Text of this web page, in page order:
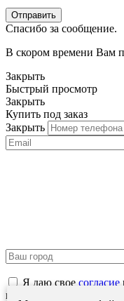
Спасибо за сообщение.
В скором времени Вам
Закрыть
Быстрый просмотр
Закрыть
Купить под заказ
Закрыть
Я даю своесогласие
персональных данных в